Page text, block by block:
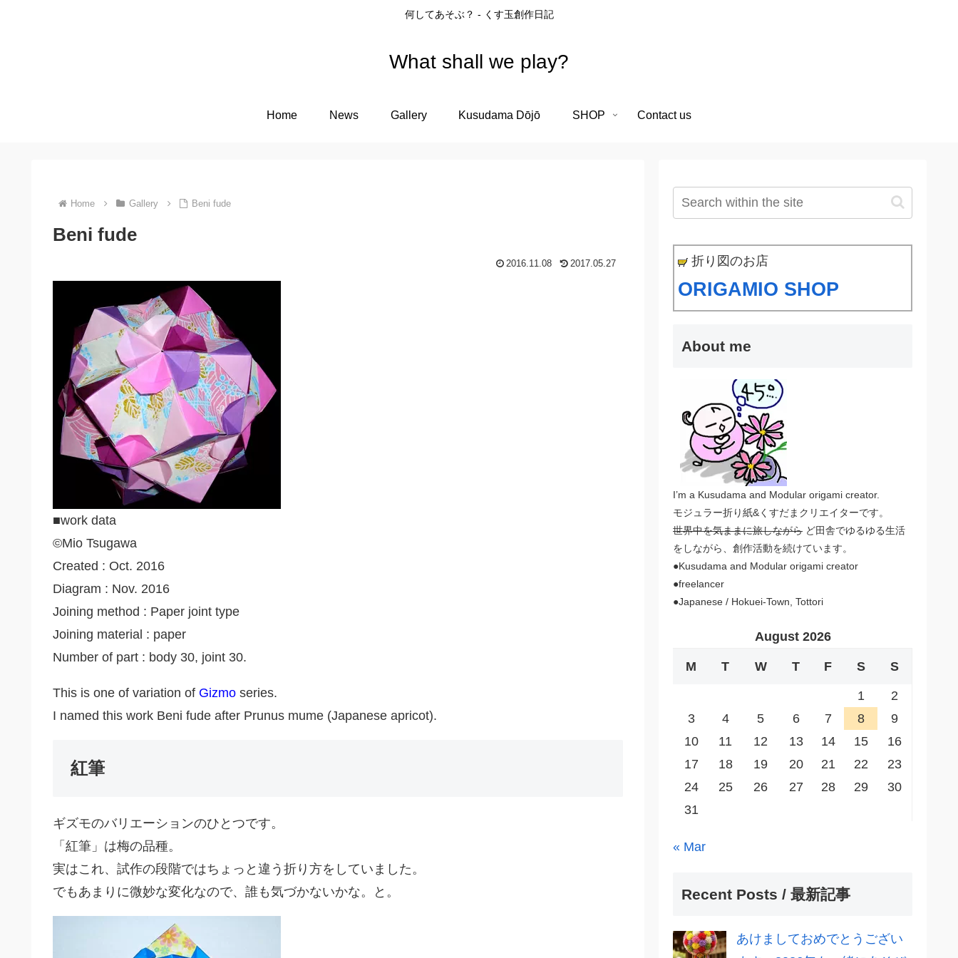
何してあそぶ？ - くす玉創作日記
What shall we play?
Home News Gallery Kusudama Dōjō SHOP Contact us
Home Gallery Beni fude
Beni fude
2016.11.08 2017.05.27
■work data
©Mio Tsugawa
Created : Oct. 2016
Diagram : Nov. 2016
Joining method : Paper joint type
Joining material : paper
Number of part : body 30, joint 30.
This is one of variation of Gizmo series.
I named this work Beni fude after Prunus mume (Japanese apricot).
紅筆
ギズモのバリエーションのひとつです。
「紅筆」は梅の品種。
実はこれ、試作の段階ではちょっと違う折り方をしていました。
でもあまりに微妙な変化なので、誰も気づかないかな。と。
折り図のお店
ORIGAMIO SHOP
About me
I’m a Kusudama and Modular origami creator.
モジュラー折り紙&くすだまクリエイターです。
世界中を気ままに旅しながら ど田舎でゆるゆる生活
をしながら、創作活動を続けています。
●Kusudama and Modular origami creator
●freelancer
●Japanese / Hokuei-Town, Tottori
August 2026
M T W T F S S
1
2
3
4 5 6 7 8
9
10
11 12 13 14 15
16
17
18 19 20 21 22
23
24
25 26 27 28 29
30
31
« Mar
Recent Posts / 最新記事
あけましておめでとうござい